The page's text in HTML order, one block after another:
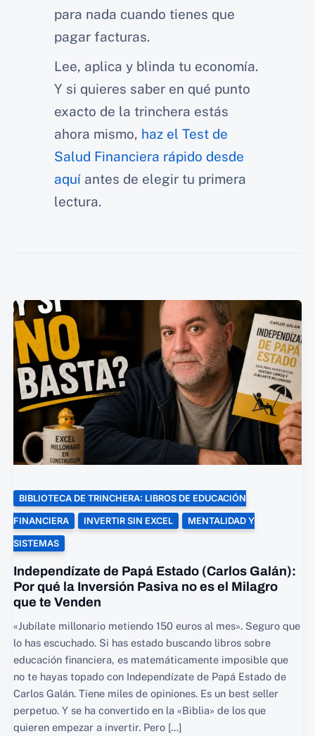
para nada cuando tienes que
pagar facturas.
Lee, aplica y blinda tu economía.
Y si quieres saber en qué punto
exacto de la trinchera estás
ahora mismo, haz el Test de
Salud Financiera rápido desde
aquí antes de elegir tu primera
lectura.
BIBLIOTECA DE TRINCHERA: LIBROS DE EDUCACIÓN
FINANCIERA INVERTIR SIN EXCEL MENTALIDAD Y
SISTEMAS
Independízate de Papá Estado (Carlos Galán):
Por qué la Inversión Pasiva no es el Milagro
que te Venden
«Jubílate millonario metiendo 150 euros al mes». Seguro que
lo has escuchado. Si has estado buscando libros sobre
educación financiera, es matemáticamente imposible que
no te hayas topado con Independízate de Papá Estado de
Carlos Galán. Tiene miles de opiniones. Es un best seller
perpetuo. Y se ha convertido en la «Biblia» de los que
quieren empezar a invertir. Pero […]